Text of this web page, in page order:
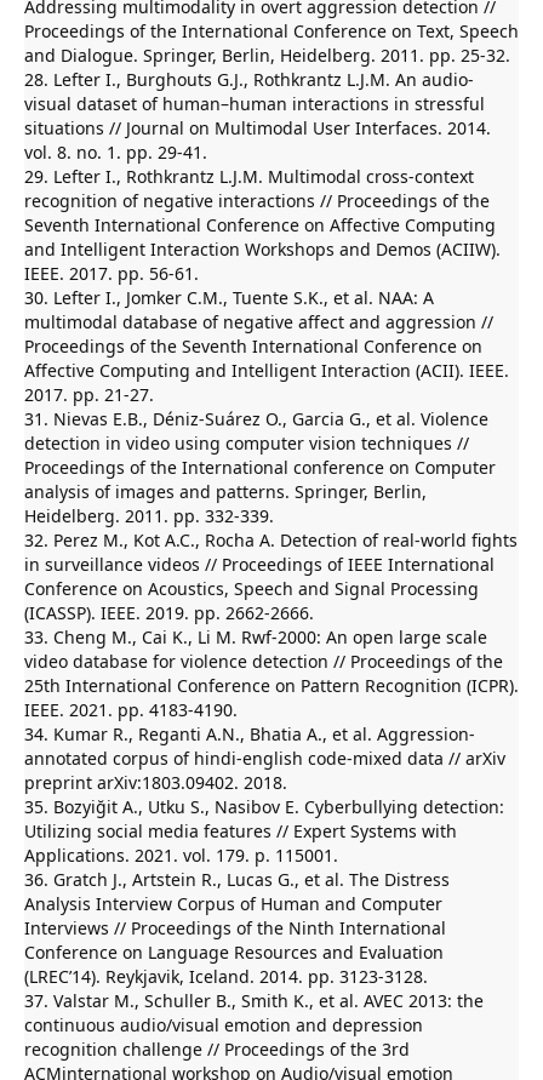
Addressing multimodality in overt aggression detection //
Proceedings of the International Conference on Text, Speech
and Dialogue. Springer, Berlin, Heidelberg. 2011. pp. 25-32.
28. Lefter I., Burghouts G.J., Rothkrantz L.J.M. An audio-
visual dataset of human–human interactions in stressful
situations // Journal on Multimodal User Interfaces. 2014.
vol. 8. no. 1. pp. 29-41.
29. Lefter I., Rothkrantz L.J.M. Multimodal cross-context
recognition of negative interactions // Proceedings of the
Seventh International Conference on Affective Computing
and Intelligent Interaction Workshops and Demos (ACIIW).
IEEE. 2017. pp. 56-61.
30. Lefter I., Jomker C.M., Tuente S.K., et al. NAA: A
multimodal database of negative affect and aggression //
Proceedings of the Seventh International Conference on
Affective Computing and Intelligent Interaction (ACII). IEEE.
2017. pp. 21-27.
31. Nievas E.B., Déniz-Suárez O., Garcia G., et al. Violence
detection in video using computer vision techniques //
Proceedings of the International conference on Computer
analysis of images and patterns. Springer, Berlin,
Heidelberg. 2011. pp. 332-339.
32. Perez M., Kot A.C., Rocha A. Detection of real-world fights
in surveillance videos // Proceedings of IEEE International
Conference on Acoustics, Speech and Signal Processing
(ICASSP). IEEE. 2019. pp. 2662-2666.
33. Cheng M., Cai K., Li M. Rwf-2000: An open large scale
video database for violence detection // Proceedings of the
25th International Conference on Pattern Recognition (ICPR).
IEEE. 2021. pp. 4183-4190.
34. Kumar R., Reganti A.N., Bhatia A., et al. Aggression-
annotated corpus of hindi-english code-mixed data // arXiv
preprint arXiv:1803.09402. 2018.
35. Bozyiğit A., Utku S., Nasibov E. Cyberbullying detection:
Utilizing social media features // Expert Systems with
Applications. 2021. vol. 179. p. 115001.
36. Gratch J., Artstein R., Lucas G., et al. The Distress
Analysis Interview Corpus of Human and Computer
Interviews // Proceedings of the Ninth International
Conference on Language Resources and Evaluation
(LREC’14). Reykjavik, Iceland. 2014. pp. 3123-3128.
37. Valstar M., Schuller B., Smith K., et al. AVEC 2013: the
continuous audio/visual emotion and depression
recognition challenge // Proceedings of the 3rd
ACMinternational workshop on Audio/visual emotion